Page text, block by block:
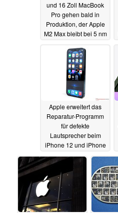
und 16 Zoll MacBook
Pro gehen bald in
Produktion, der Apple
M2 Max bleibt bei 5 nm
Apple erweitert das
Reparatur-Programm
für defekte
Lautsprecher beim
iPhone 12 und iPhone
12 Pro22.08.2022